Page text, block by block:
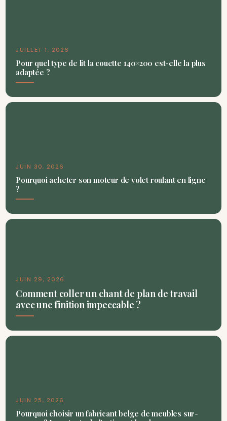
JUILLET 1, 2026
Pour quel type de lit la couette 140×200 est-elle la plus
adaptée ?
JUIN 30, 2026
Pourquoi acheter son moteur de volet roulant en ligne
?
JUIN 29, 2026
Comment coller un chant de plan de travail
avec une finition impeccable ?
JUIN 25, 2026
Pourquoi choisir un fabricant belge de meubles sur-